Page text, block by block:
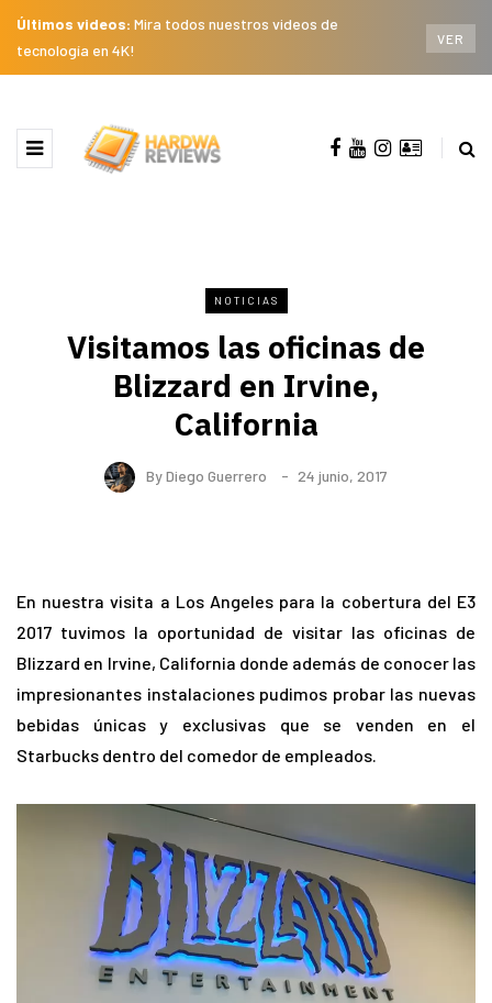
Últimos videos: Mira todos nuestros videos de
tecnología en 4K!
VER
NOTICIAS
Visitamos las oficinas de
Blizzard en Irvine,
California
ByDiego Guerrero 24 junio, 2017
En nuestra visita a Los Angeles para la cobertura del E3
2017 tuvimos la oportunidad de visitar las oficinas de
Blizzard en Irvine, California donde además de conocer las
impresionantes instalaciones pudimos probar las nuevas
bebidas únicas y exclusivas que se venden en el
Starbucks dentro del comedor de empleados.